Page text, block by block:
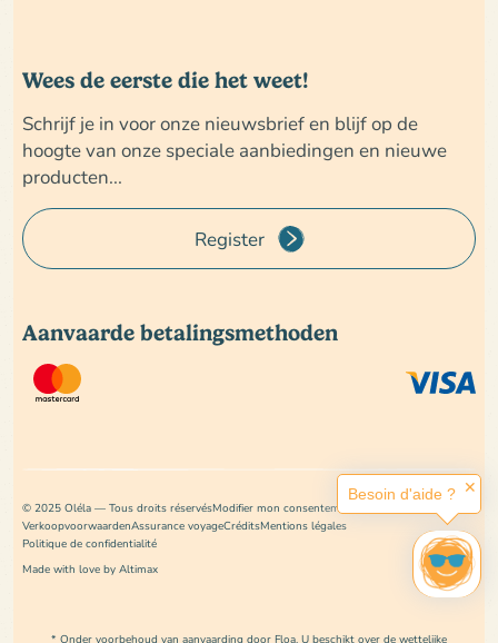
Wees de eerste die het weet!
Schrijf je in voor onze nieuwsbrief en blijf op de
hoogte van onze speciale aanbiedingen en nieuwe
producten...
Register
Aanvaarde betalingsmethoden
© 2025 Oléla — Tous droits réservésModifier mon consentement
VerkoopvoorwaardenAssurance voyageCréditsMentions légales
Politique de confidentialité
Made with love by Altimax
* Onder voorbehoud van aanvaarding door Floa. U beschikt over de wettelijke
Besoin d'aide ? ✕